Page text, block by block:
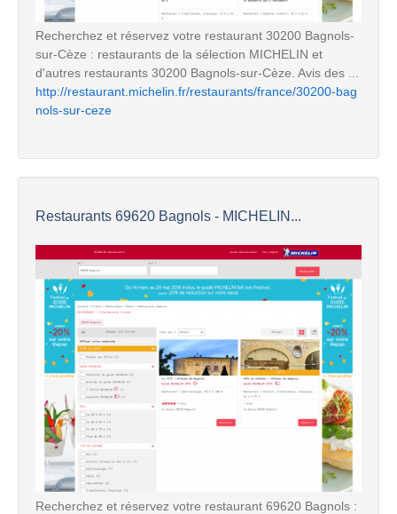
Recherchez et réservez votre restaurant 30200 Bagnols-
sur-Cèze : restaurants de la sélection MICHELIN et
d'autres restaurants 30200 Bagnols-sur-Cèze. Avis des ...
http://restaurant.michelin.fr/restaurants/france/30200-bag
nols-sur-ceze
Restaurants 69620 Bagnols - MICHELIN...
Recherchez et réservez votre restaurant 69620 Bagnols :